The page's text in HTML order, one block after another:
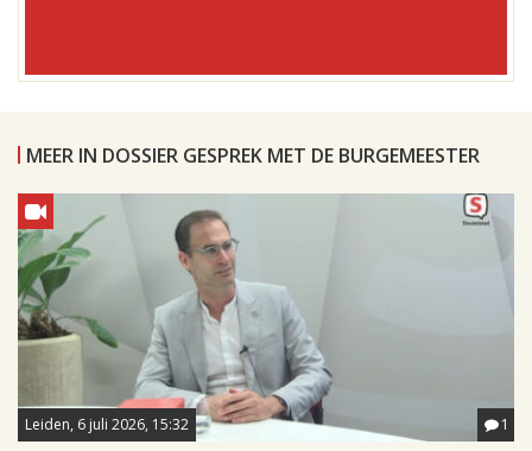
MEER IN DOSSIER GESPREK MET DE BURGEMEESTER
Leiden, 6 juli 2026, 15:32 1